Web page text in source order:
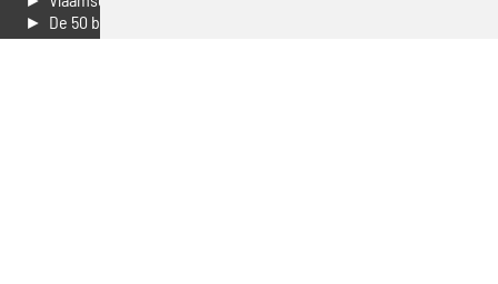
► De 50 beste van...
► Adverteren op Jouwradio